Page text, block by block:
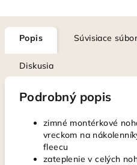
Popis Súvisiace
Diskusia
Podrobný popis
zimné montérkové
vreckom na
fleecu
zateplenie v celých